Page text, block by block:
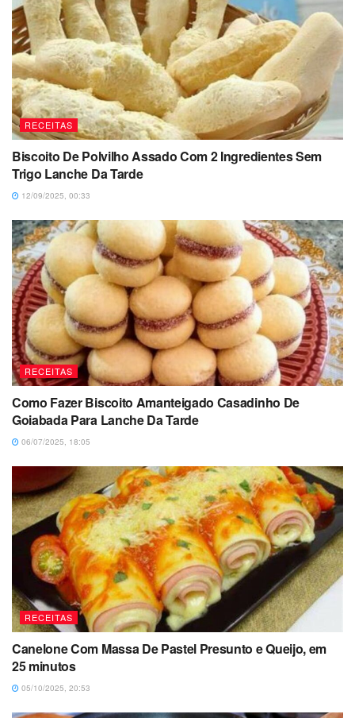
RECEITAS
Biscoito De Polvilho Assado Com 2 Ingredientes Sem
Trigo Lanche Da Tarde
12/09/2025, 00:33
RECEITAS
Como Fazer Biscoito Amanteigado Casadinho De
Goiabada Para Lanche Da Tarde
06/07/2025, 18:05
RECEITAS
Canelone Com Massa De Pastel Presunto e Queijo, em
25 minutos
05/10/2025, 20:53